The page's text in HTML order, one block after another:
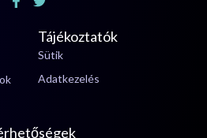
Tájékoztatók
Sütik
Adatkezelés